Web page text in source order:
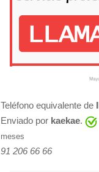
Teléfono equivalente de
Enviado por kaekae.
meses
91 206 66 66